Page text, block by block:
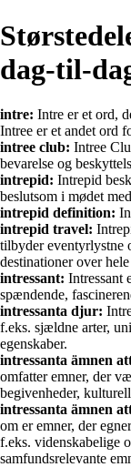
dag-til-
intre: Intre er et ord,
Intree er et andet ord
intree club: Intree
bevarelse og
intrepid: Intrepid
beslutsom i mødet
intrepid definition:
intrepid travel:
tilbyder eventyrlystne
destinationer over
intressant: Intressant
spændende,
intressanta djur:
f.eks. sjældne arter,
egenskaber.
intressanta ämnen
omfatter emner, der
begivenheder,
intressanta ämnen
om er emner, der
f.eks. videnskabelige
samfundsrelevante